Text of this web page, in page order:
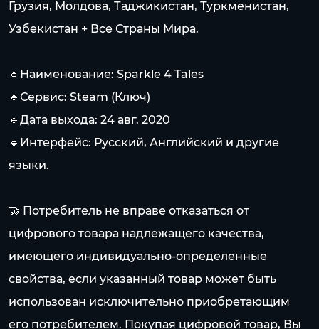
Грузия, Молдова, Таджикистан, Туркменистан,
Узбекистан + Все Страны Мира.
🔹Наименование: Sparkle 4 Tales
🔹Сервис: Steam (Ключ)
🔹Дата выхода: 24 авг. 2020
🔹Интерфейс: Русский, Английский и другие
языки.
🤝 Потребитель не вправе отказаться от
цифрового товара надлежащего качества,
имеющего индивидуально-определенные
свойства, если указанный товар может быть
использован исключительно приобретающим
его потребителем. Покупая цифровой товар, Вы